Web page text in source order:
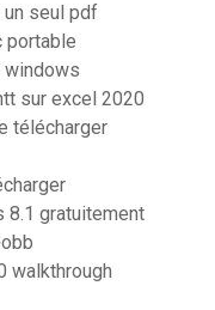
seul pdf
portable
windows
sur excel 2020
télécharger
8.1 gratuitement
walkthrough